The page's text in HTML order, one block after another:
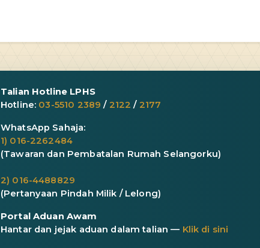
Talian Hotline LPHS
Hotline: 03-5510 2389 / 2122 / 2177
WhatsApp Sahaja:
1) 016-2262484
(Tawaran dan Pembatalan Rumah Selangorku)
2) 016-4488829
(Pertanyaan Pindah Milik / Lelong)
Portal Aduan Awam
Hantar dan jejak aduan dalam talian — Klik di sini